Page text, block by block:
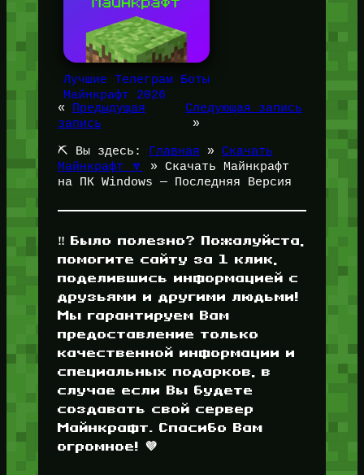
Лучшие Телеграм Боты
Майнкрафт 2026
«
Предыдущая
запись
Следующая запись
»
⛏️ Вы здесь: Главная » Скачать
Майнкрафт 🔽
» Скачать Майнкрафт
на ПК Windows — Последняя Версия
‼️ Было полезно? Пожалуйста,
помогите сайту за 1 клик,
поделившись информацией с
друзьями и другими людьми!
Мы гарантируем Вам
предоставление только
качественной информации и
специальных подарков, в
случае если Вы будете
создавать свой сервер
Майнкрафт. Спасибо Вам
огромное! 💜